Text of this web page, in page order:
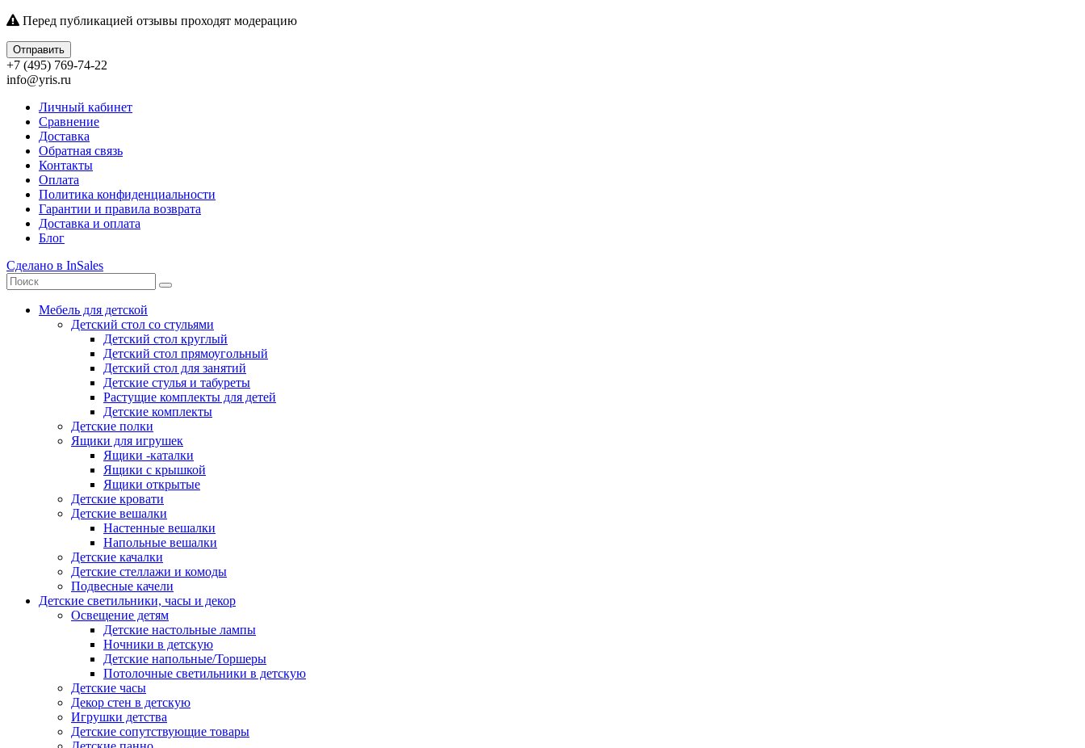
Перед публикацией отзывы проходят модерацию
Отправить
+7 (495) 769-74-22
info@yris.ru
Личный кабинет
Сравнение
Доставка
Обратная связь
Контакты
Оплата
Политика конфиденциальности
Гарантии и правила возврата
Доставка и оплата
Блог
Сделано в InSales
Мебель для детской
Детский стол со стульями
Детский стол круглый
Детский стол прямоугольный
Детский стол для занятий
Детские стулья и табуреты
Растущие комплекты для детей
Детские комплекты
Детские полки
Ящики для игрушек
Ящики -каталки
Ящики с крышкой
Ящики открытые
Детские кровати
Детские вешалки
Настенные вешалки
Напольные вешалки
Детские качалки
Детские стеллажи и комоды
Подвесные качели
Детские светильники, часы и декор
Освещение детям
Детские настольные лампы
Ночники в детскую
Детские напольные/Торшеры
Потолочные светильники в детскую
Детские часы
Декор стен в детскую
Игрушки детства
Детские сопутствующие товары